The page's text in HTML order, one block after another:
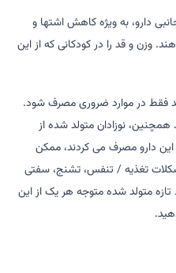
دارو، به ویژه کاهش اشتها و
و قد را در کودکانی که از این
فقط در موارد ضروری مصرف شود.
نوزادان متولد شده از
بارداری از این دارو مصرف می کردند، ممکن
تغذیه / تنفس، تشنج، سفتی
تازه متولد شده متوجه هر یک از این